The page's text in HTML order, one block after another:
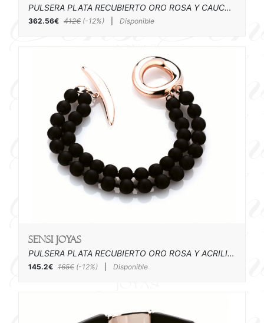
PULSERA PLATA RECUBIERTO ORO ROSA Y CAUCHO
362.56€ 412€ (-12%) Disponible
SENSI joyas
PULSERA PLATA RECUBIERTO ORO ROSA Y ACRILICO
145.2€ 165€ (-12%) Disponible